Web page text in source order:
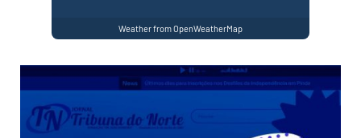
Weather from OpenWeatherMap